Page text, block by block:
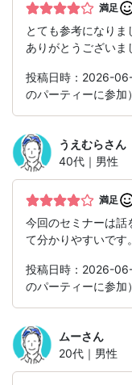
満足
とても参考になりま
ありがとうございま
投稿日時：2026-
のパーティーに参加）
うえむらさん
40代｜男性
満足
今回のセミナーは話
て分かりやすいです。
投稿日時：2026-
のパーティーに参加）
ムーさん
20代｜男性